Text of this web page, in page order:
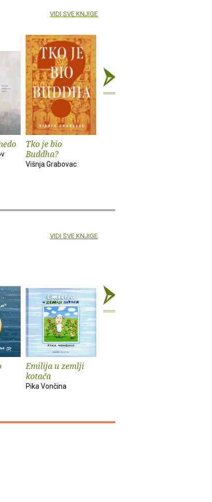
Tko je bio
Buddha?
Višnja Grabovac
VIDI SVE KNJIGE
Emilija u zemlji
kotača
Pika Vončina
VIDI SVE KNJIGE